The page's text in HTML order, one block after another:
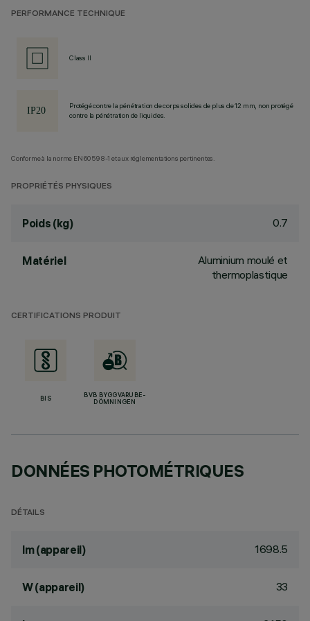
PERFORMANCE TECHNIQUE
Class II
Protégé contre la pénétration de corps solides de plus de 12 mm, non protégé
contre la pénétration de liquides.
Conforme à la norme EN60598-1 et aux réglementations pertinentes.
PROPRIÉTÉS PHYSIQUES
Poids (kg) 0.7
Matériel
Aluminium moulé et
thermoplastique
CERTIFICATIONS PRODUIT
BIS
BVB BYGGVARUBE-
DÖMNINGEN
DONNÉES PHOTOMÉTRIQUES
DÉTAILS
lm (appareil) 1698.5
W (appareil) 33